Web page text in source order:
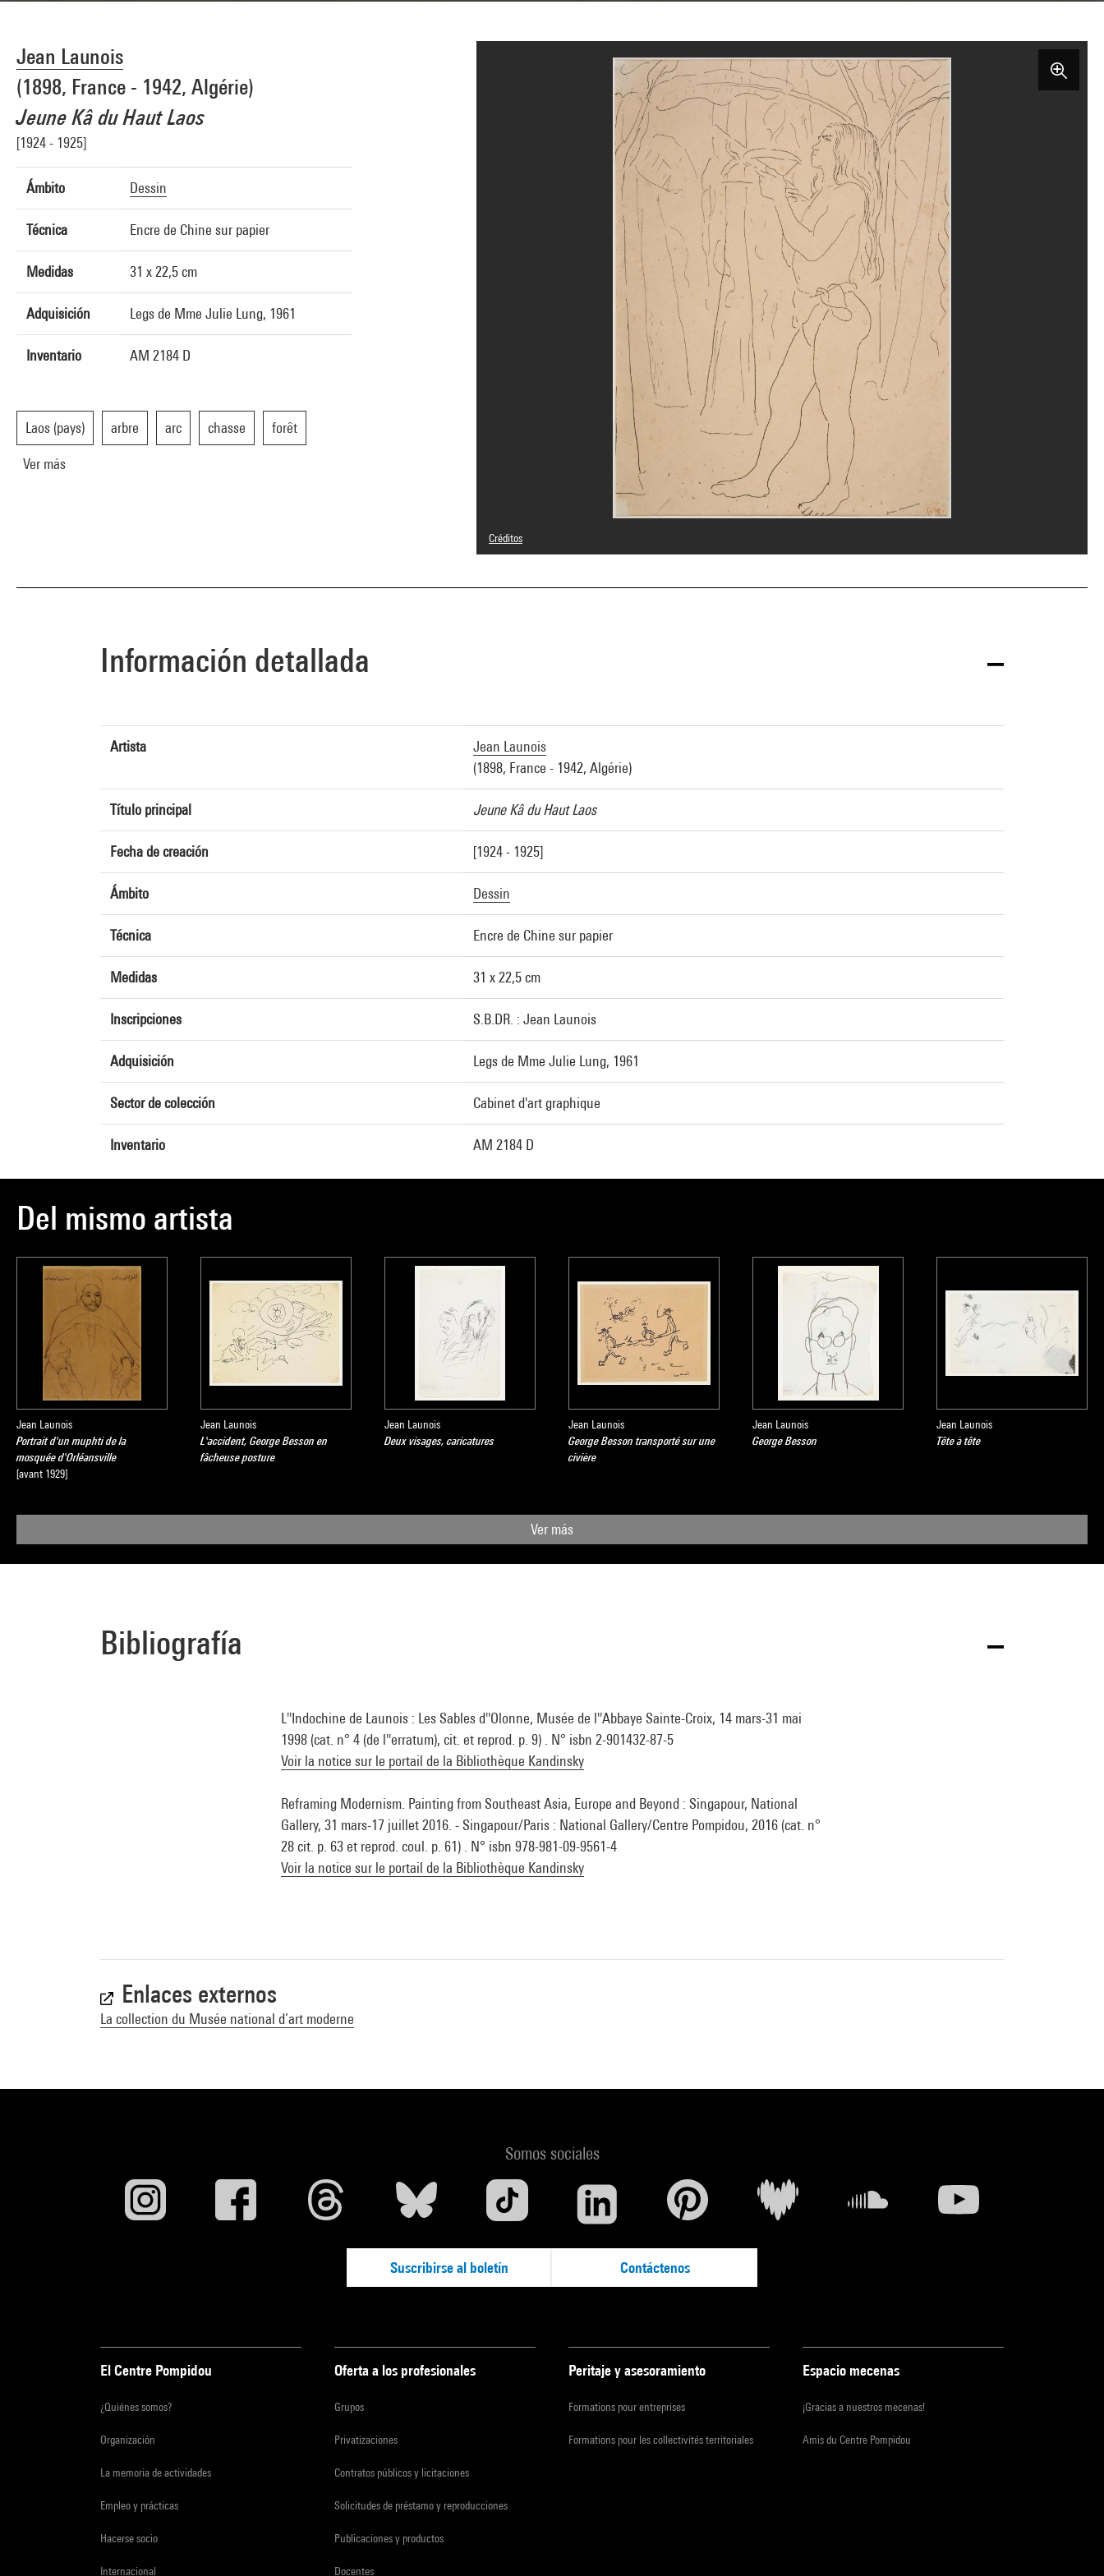
Jean Launois
(1898, France - 1942, Algérie)
Jeune Kâ du Haut Laos
[1924 - 1925]
Ámbito Dessin
Técnica Encre de Chine sur papier
Medidas 31 x 22,5 cm
Adquisición Legs de Mme Julie Lung, 1961
Inventario AM 2184 D
Laos (pays) arbre arc chasse forêt
Ver más
Créditos
Domaine public
Referencia de la imagen : 4R12551 [1998 CX 0138]
Información detallada
Artista
Jean Launois
(1898, France - 1942, Algérie)
Título principal Jeune Kâ du Haut Laos
Fecha de creación [1924 - 1925]
Ámbito Dessin
Técnica Encre de Chine sur papier
Medidas 31 x 22,5 cm
Inscripciones S.B.DR. : Jean Launois
Adquisición Legs de Mme Julie Lung, 1961
Sector de colección Cabinet d'art graphique
Inventario AM 2184 D
Del mismo artista
Jean Launois
Portrait d'un muphti de la
mosquée d'Orléansville
[avant 1929]
Jean Launois
L'accident, George Besson en
fâcheuse posture
Jean Launois
Deux visages, caricatures
Jean Launois
George Besson transporté sur une
civière
Jean Launois
George Besson
Jean Launois
Tête à tête
Ver más
Bibliografía
L''Indochine de Launois : Les Sables d''Olonne, Musée de l''Abbaye Sainte-Croix, 14 mars-31 mai
1998 (cat. n° 4 (de l''erratum), cit. et reprod. p. 9) . N° isbn 2-901432-87-5
Voir la notice sur le portail de la Bibliothèque Kandinsky
Reframing Modernism. Painting from Southeast Asia, Europe and Beyond : Singapour, National
Gallery, 31 mars-17 juillet 2016. - Singapour/Paris : National Gallery/Centre Pompidou, 2016 (cat. n°
28 cit. p. 63 et reprod. coul. p. 61) . N° isbn 978-981-09-9561-4
Voir la notice sur le portail de la Bibliothèque Kandinsky
Enlaces externos
La collection du Musée national d’art moderne
Somos sociales
Suscribirse al boletín Contáctenos
El Centre Pompidou
¿Quiénes somos?
Organización
La memoria de actividades
Empleo y prácticas
Hacerse socio
Internacional
Oferta a los profesionales
Grupos
Privatizaciones
Contratos públicos y licitaciones
Solicitudes de préstamo y reproducciones
Publicaciones y productos
Docentes
Peritaje y asesoramiento
Formations pour entreprises
Formations pour les collectivités territoriales
Espacio mecenas
¡Gracias a nuestros mecenas!
Amis du Centre Pompidou